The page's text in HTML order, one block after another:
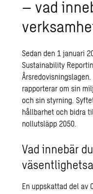
– vad
Sedan den 1 januari
Sustainability
rapporterar om sin
och sin styrning.
hållbarhet och bidra
nollutsläpp 2050.
Vad innebär
En uppskattad del av